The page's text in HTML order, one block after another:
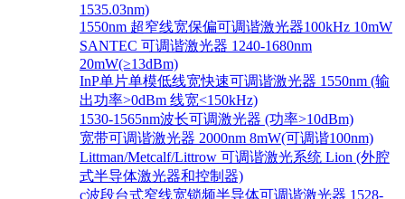
1535.03nm)
1550nm 超窄线宽保偏可调谐激光器100kHz 10mW
SANTEC 可调谐激光器 1240-1680nm
20mW(≥13dBm)
InP单片单模低线宽快速可调谐激光器 1550nm (输
出功率>0dBm 线宽<150kHz)
1530-1565nm波长可调激光器 (功率>10dBm)
宽带可调谐激光器 2000nm 8mW(可调谐100nm)
Littman/Metcalf/Littrow 可调谐激光系统 Lion (外腔
式半导体激光器和控制器)
c波段台式窄线宽锁频半导体可调谐激光器 1528-